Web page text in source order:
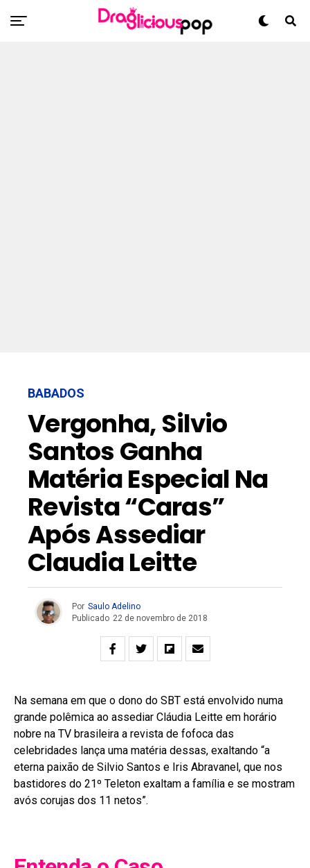
BABADOS
Vergonha, Silvio
Santos Ganha
Matéria Especial Na
Revista “Caras”
Após Assediar
Claudia Leitte
Por Saulo Adelino
Publicado 22 de novembro de 2018
Na semana em que o dono do SBT está envolvido numa
grande polêmica ao assediar Cláudia Leitte em horário
nobre na TV brasileira a revista de fofoca das
celebridades lança uma matéria dessas, exaltando “a
eterna paixão de Silvio Santos e Iris Abravanel, que nos
bastidores do 21º Teleton exaltam a família e se mostram
avós corujas dos 11 netos”.